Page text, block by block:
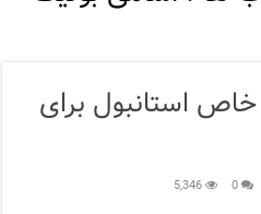
زبان ترکی استانبولی
استانبول برای
0
5,346